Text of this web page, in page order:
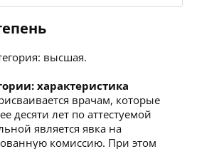
высшая.
характеристика
врачам, которые
десяти лет по аттестуемой
является явка на
комиссию. При этом